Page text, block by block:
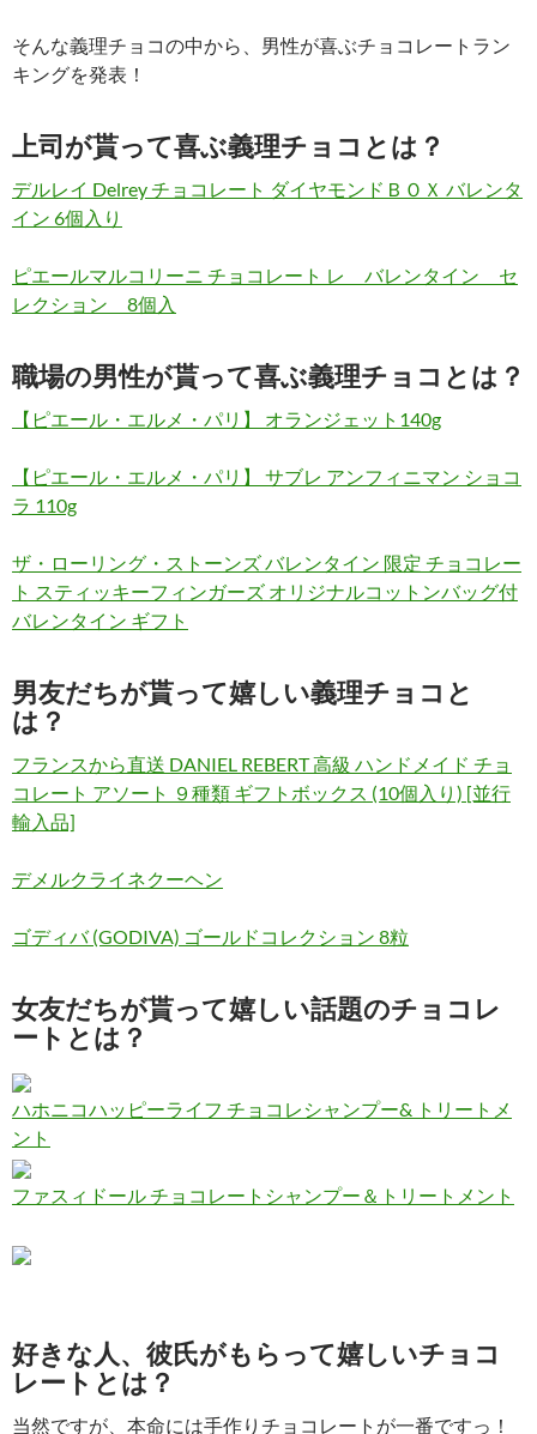
そんな義理チョコの中から、男性が喜ぶチョコレートラン
キングを発表！
上司が貰って喜ぶ義理チョコとは？
デルレイ Delrey チョコレート ダイヤモンドＢＯＸ バレンタ
イン 6個入り
ピエールマルコリーニ チョコレート レ バレンタイン セ
レクション 8個入
職場の男性が貰って喜ぶ義理チョコとは？
【ピエール・エルメ・パリ】 オランジェット140g
【ピエール・エルメ・パリ】 サブレ アンフィニマン ショコ
ラ 110g
ザ・ローリング・ストーンズ バレンタイン 限定 チョコレー
ト スティッキーフィンガーズ オリジナルコットンバッグ付
バレンタイン ギフト
男友だちが貰って嬉しい義理チョコと
は？
フランスから直送 DANIEL REBERT 高級 ハンドメイド チョ
コレート アソート ９種類 ギフトボックス (10個入り) [並行
輸入品]
デメルクライネクーヘン
ゴディバ (GODIVA) ゴールドコレクション 8粒
女友だちが貰って嬉しい話題のチョコレ
ートとは？
ハホニコハッピーライフ チョコレシャンプー& トリートメ
ント
ファスィドール チョコレートシャンプー＆トリートメント
好きな人、彼氏がもらって嬉しいチョコ
レートとは？
当然ですが、本命には手作りチョコレートが一番ですっ！